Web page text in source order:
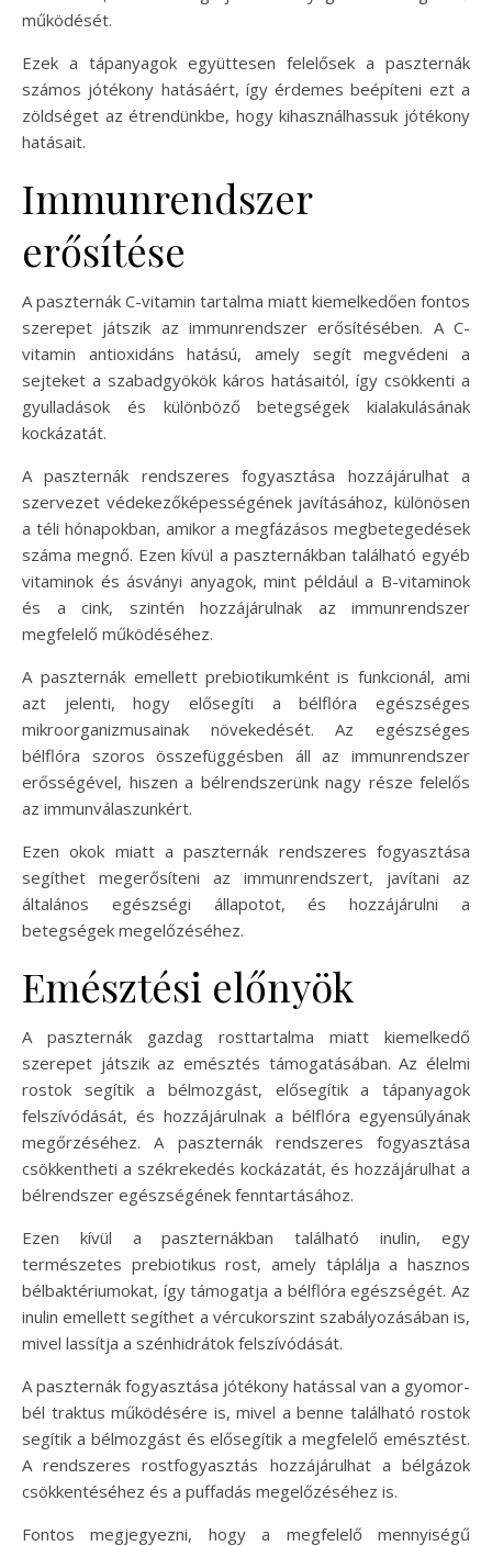
működését.
Ezek a tápanyagok együttesen felelősek a paszternák
számos jótékony hatásáért, így érdemes beépíteni ezt a
zöldséget az étrendünkbe, hogy kihasználhassuk jótékony
hatásait.
Immunrendszer
erősítése
A paszternák C-vitamin tartalma miatt kiemelkedően fontos
szerepet játszik az immunrendszer erősítésében. A C-
vitamin antioxidáns hatású, amely segít megvédeni a
sejteket a szabadgyökök káros hatásaitól, így csökkenti a
gyulladások és különböző betegségek kialakulásának
kockázatát.
A paszternák rendszeres fogyasztása hozzájárulhat a
szervezet védekezőképességének javításához, különösen
a téli hónapokban, amikor a megfázásos megbetegedések
száma megnő. Ezen kívül a paszternákban található egyéb
vitaminok és ásványi anyagok, mint például a B-vitaminok
és a cink, szintén hozzájárulnak az immunrendszer
megfelelő működéséhez.
A paszternák emellett prebiotikumként is funkcionál, ami
azt jelenti, hogy elősegíti a bélflóra egészséges
mikroorganizmusainak növekedését. Az egészséges
bélflóra szoros összefüggésben áll az immunrendszer
erősségével, hiszen a bélrendszerünk nagy része felelős
az immunválaszunkért.
Ezen okok miatt a paszternák rendszeres fogyasztása
segíthet megerősíteni az immunrendszert, javítani az
általános egészségi állapotot, és hozzájárulni a
betegségek megelőzéséhez.
Emésztési előnyök
A paszternák gazdag rosttartalma miatt kiemelkedő
szerepet játszik az emésztés támogatásában. Az élelmi
rostok segítik a bélmozgást, elősegítik a tápanyagok
felszívódását, és hozzájárulnak a bélflóra egyensúlyának
megőrzéséhez. A paszternák rendszeres fogyasztása
csökkentheti a székrekedés kockázatát, és hozzájárulhat a
bélrendszer egészségének fenntartásához.
Ezen kívül a paszternákban található inulin, egy
természetes prebiotikus rost, amely táplálja a hasznos
bélbaktériumokat, így támogatja a bélflóra egészségét. Az
inulin emellett segíthet a vércukorszint szabályozásában is,
mivel lassítja a szénhidrátok felszívódását.
A paszternák fogyasztása jótékony hatással van a gyomor-
bél traktus működésére is, mivel a benne található rostok
segítik a bélmozgást és elősegítik a megfelelő emésztést.
A rendszeres rostfogyasztás hozzájárulhat a bélgázok
csökkentéséhez és a puffadás megelőzéséhez is.
Fontos megjegyezni, hogy a megfelelő mennyiségű